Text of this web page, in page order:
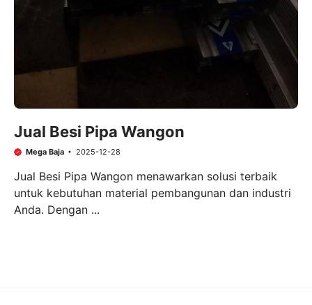
Jual Besi Pipa Wangon
Mega Baja 2025-12-28
Jual Besi Pipa Wangon menawarkan solusi terbaik
untuk kebutuhan material pembangunan dan industri
Anda. Dengan ...